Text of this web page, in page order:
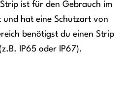
ist für den Gebrauch im
und hat eine Schutzart von
benötigst du einen Strip
IP65 oder IP67).